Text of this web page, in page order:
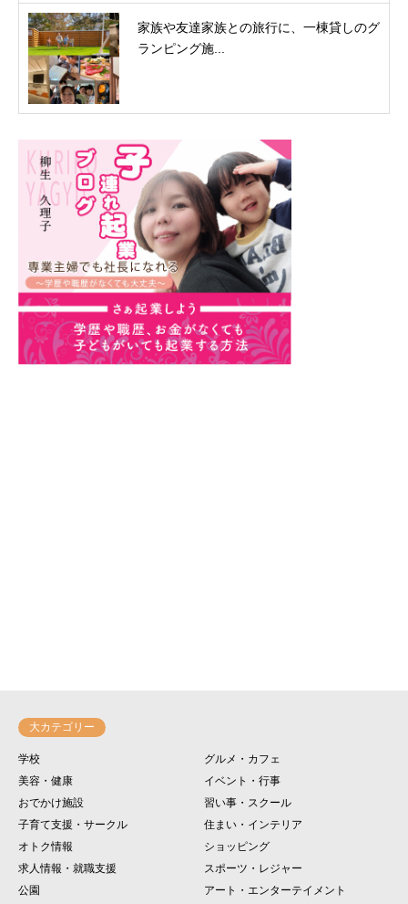
家族や友達家族との旅行に、一棟貸しのグ
ランピング施...
大カテゴリー
学校
グルメ・カフェ
美容・健康
イベント・行事
おでかけ施設
習い事・スクール
子育て支援・サークル
住まい・インテリア
オトク情報
ショッピング
求人情報・就職支援
スポーツ・レジャー
公園
アート・エンターテイメント